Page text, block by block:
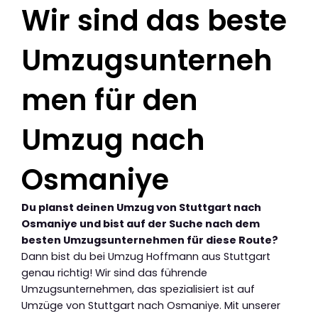
Wir sind das beste
Umzugsunterneh
men für den
Umzug nach
Osmaniye
Du planst deinen Umzug von Stuttgart nach
Osmaniye und bist auf der Suche nach dem
besten Umzugsunternehmen für diese Route?
Dann bist du bei Umzug Hoffmann aus Stuttgart
genau richtig! Wir sind das führende
Umzugsunternehmen, das spezialisiert ist auf
Umzüge von Stuttgart nach Osmaniye. Mit unserer